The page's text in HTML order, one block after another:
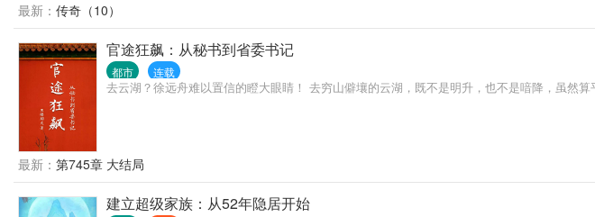
最新： 传奇（10）
官途狂飙：从秘书到省委书记
都市 连载
去云湖？徐远舟难以置信的瞪大眼睛！ 去穷山僻壤的云湖，既不是明升，也不是喑降，虽然
最新： 第745章 大结局
建立超级家族：从52年隐居开始